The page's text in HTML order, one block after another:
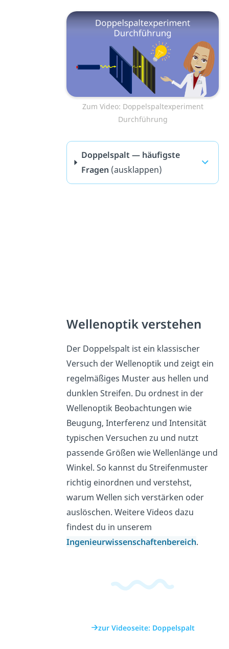
Zum Video: Doppelspaltexperiment
Durchführung
Doppelspalt — häufigste
Fragen (ausklappen)
Wellenoptik verstehen
Der Doppelspalt ist ein klassischer
Versuch der Wellenoptik und zeigt ein
regelmäßiges Muster aus hellen und
dunklen Streifen. Du ordnest in der
Wellenoptik Beobachtungen wie
Beugung, Interferenz und Intensität
typischen Versuchen zu und nutzt
passende Größen wie Wellenlänge und
Winkel. So kannst du Streifenmuster
richtig einordnen und verstehst,
warum Wellen sich verstärken oder
auslöschen. Weitere Videos dazu
findest du in unserem
Ingenieurwissenschaftenbereich.
zur Videoseite: Doppelspalt